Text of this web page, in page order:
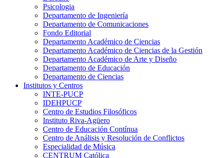
Psicologia
Departamento de Ingeniería
Departamento de Comunicaciones
Fondo Editorial
Departamento Académico de Ciencias
Departamento Académico de Ciencias de la Gestión
Departamento Académico de Arte y Diseño
Departamento de Educación
Departamento de Ciencias
Institutos y Centros
INTE-PUCP
IDEHPUCP
Centro de Estudios Filosóficos
Instituto Riva-Agüero
Centro de Educación Contínua
Centro de Análisis y Resolución de Conflictos
Especialidad de Música
CENTRUM Católica